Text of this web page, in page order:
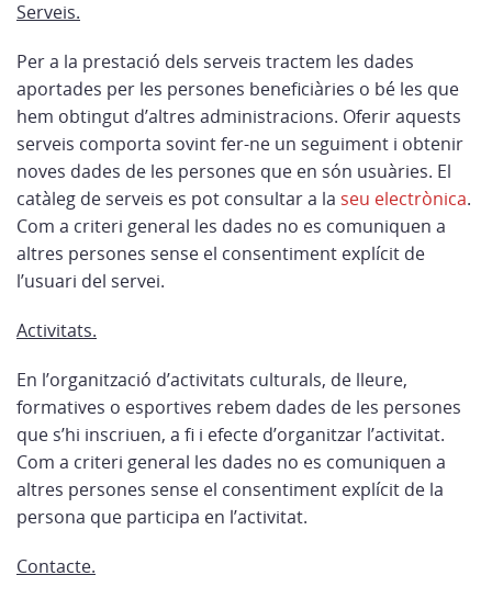
Serveis.
Per a la prestació dels serveis tractem les dades
aportades per les persones beneficiàries o bé les que
hem obtingut d’altres administracions. Oferir aquests
serveis comporta sovint fer-ne un seguiment i obtenir
noves dades de les persones que en són usuàries. El
catàleg de serveis es pot consultar a la seu electrònica.
Com a criteri general les dades no es comuniquen a
altres persones sense el consentiment explícit de
l’usuari del servei.
Activitats.
En l’organització d’activitats culturals, de lleure,
formatives o esportives rebem dades de les persones
que s’hi inscriuen, a fi i efecte d’organitzar l’activitat.
Com a criteri general les dades no es comuniquen a
altres persones sense el consentiment explícit de la
persona que participa en l’activitat.
Contacte.